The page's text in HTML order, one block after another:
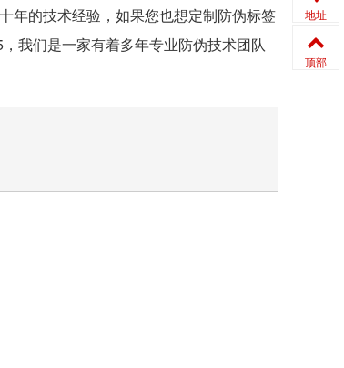
的技术经验，如果您也想定制防伪标签
我们是一家有着多年专业防伪技术团队
地址
顶部